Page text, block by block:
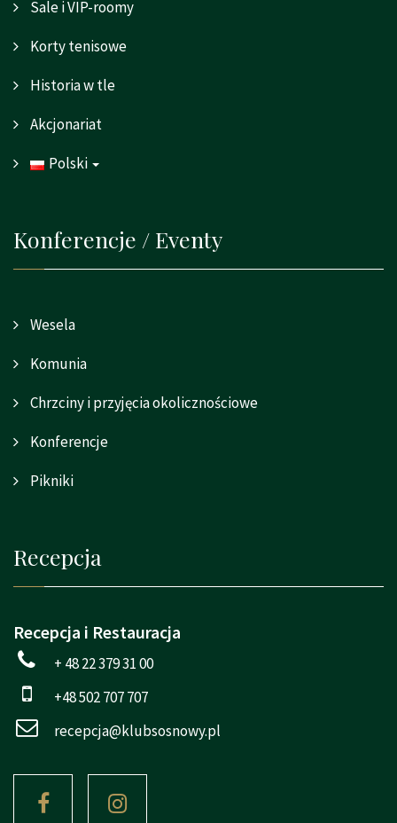
Sale i VIP-roomy
Korty tenisowe
Historia w tle
Akcjonariat
Polski
Konferencje / Eventy
Wesela
Komunia
Chrzciny i przyjęcia okolicznościowe
Konferencje
Pikniki
Recepcja
Recepcja i Restauracja
+ 48 22 379 31 00
+48 502 707 707
recepcja@klubsosnowy.pl